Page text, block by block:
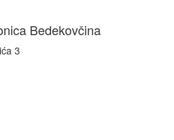
Bedekovčina
3